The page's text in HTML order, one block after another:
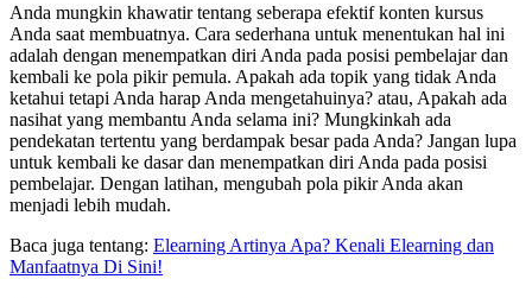
Anda mungkin khawatir tentang seberapa efektif konten kursus
Anda saat membuatnya. Cara sederhana untuk menentukan hal ini
adalah dengan menempatkan diri Anda pada posisi pembelajar dan
kembali ke pola pikir pemula. Apakah ada topik yang tidak Anda
ketahui tetapi Anda harap Anda mengetahuinya? atau, Apakah ada
nasihat yang membantu Anda selama ini? Mungkinkah ada
pendekatan tertentu yang berdampak besar pada Anda? Jangan lupa
untuk kembali ke dasar dan menempatkan diri Anda pada posisi
pembelajar. Dengan latihan, mengubah pola pikir Anda akan
menjadi lebih mudah.
Baca juga tentang: Elearning Artinya Apa? Kenali Elearning dan
Manfaatnya Di Sini!